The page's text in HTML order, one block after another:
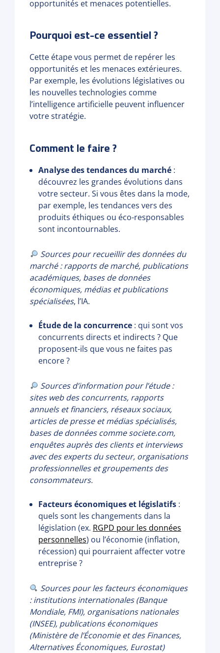
opportunités et menaces potentielles.
Pourquoi est-ce essentiel ?
Cette étape vous permet de repérer les
opportunités et les menaces extérieures.
Par exemple, les évolutions législatives ou
les nouvelles technologies comme
l’intelligence artificielle peuvent influencer
votre stratégie.
Comment le faire ?
Analyse des tendances du marché :
découvrez les grandes évolutions dans
votre secteur. Si vous êtes dans la mode,
par exemple, les tendances vers des
produits éthiques ou éco-responsables
sont incontournables.
Sources pour recueillir des données du
marché : rapports de marché, publications
académiques, bases de données
économiques, médias et publications
spécialisées, l’IA.
Étude de la concurrence : qui sont vos
concurrents directs et indirects ? Que
proposent-ils que vous ne faites pas
encore ?
Sources d’information pour l’étude :
sites web des concurrents, rapports
annuels et financiers, réseaux sociaux,
articles de presse et médias spécialisés,
bases de données comme societe.com,
enquêtes auprès des clients et interviews
avec des experts du secteur, organisations
professionnelles et groupements des
consommateurs.
Facteurs économiques et législatifs :
quels sont les changements dans la
législation (ex. RGPD pour les données
personnelles) ou l’économie (inflation,
récession) qui pourraient affecter votre
entreprise ?
Sources pour les facteurs économiques
: institutions internationales (Banque
Mondiale, FMI), organisations nationales
(INSEE), publications économiques
(Ministère de l’Économie et des Finances,
Alternatives Économiques, Eurostat)